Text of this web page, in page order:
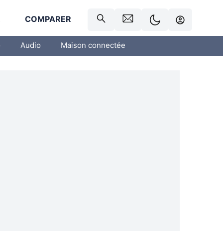
COMPARER
Audio Maison connectée